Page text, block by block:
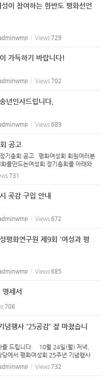
이 참여하는 한반도 평화선언
Views 729
가득하기 바랍니다!
Views 702
년인사드립니다.
Views 689
공고
기총회 공고 평화여성회 회원여러분
를만드는여성회 정기총회를 아래와
마음을 모으는 자리가 될 수 있도록
731
곶감 구입 안내
Views 672
평화연구원 제9회 '여성과 평
Views 685
세서
706
념행사 '25공감' 잘 마쳤습니
를 드립니다. 10월 24일(월) 저녁,
에서 평화여성회 25주년 기념행사
. 여러분들의 지지와 연대, 그리고
사진과 축하영상, 25주년 사진슬라
Views 732